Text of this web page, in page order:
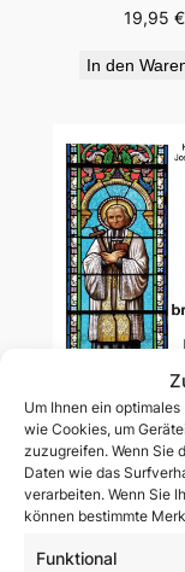
Um Ihnen ein
wie Cookies, um
zuzugreifen. Wenn Sie
Daten wie das
verarbeiten. Wenn Sie
können bestimmte
Funktional
19,95€
In den
Wir
Priester